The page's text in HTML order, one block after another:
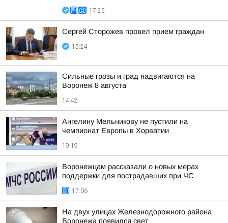
17:25
Сергей Сторожев провел прием граждан
15:24
Сильные грозы и град надвигаются на
Воронеж 8 августа
14:42
Ангелину Мельникову не пустили на
чемпионат Европы в Хорватии
19:19
Воронежцам рассказали о новых мерах
поддержки для пострадавших при ЧС
17:06
На двух улицах Железнодорожного района
Воронежа появился свет